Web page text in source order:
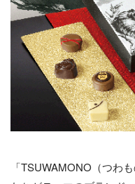
「TSUWAMONO（つわ